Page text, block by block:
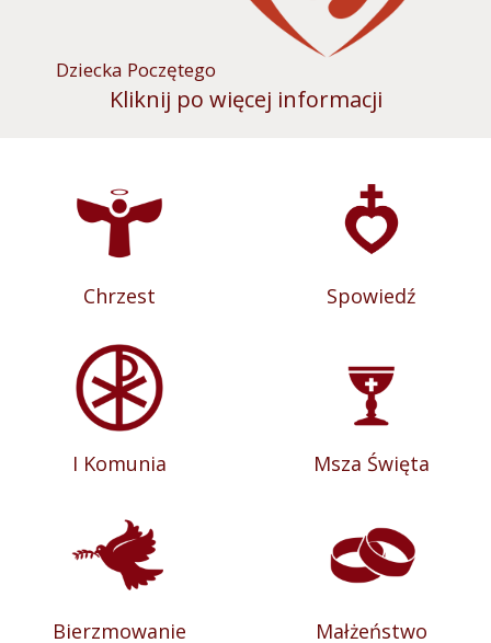
Dziecka Poczętego
Kliknij po więcej informacji
Chrzest Spowiedź
I Komunia Msza Święta
Bierzmowanie Małżeństwo